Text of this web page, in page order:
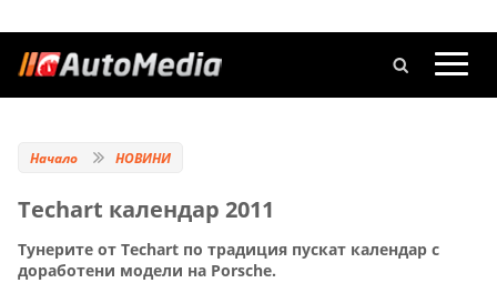
Начало НОВИНИ
Techart календар 2011
Тунерите от Techart по традиция пускат календар с
доработени модели на Porsche.